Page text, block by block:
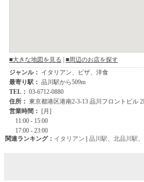
関連ランキング： イタリアン 品川駅、 北品川駅、